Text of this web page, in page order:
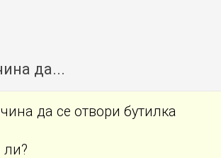
да...
да се отвори бутилка
ли?